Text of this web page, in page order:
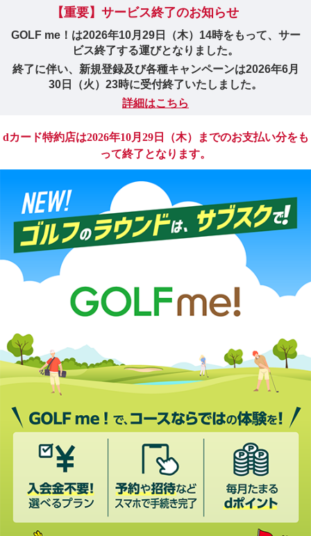
【重要】サービス終了のお知らせ
GOLF me！は2026年10月29日（木）14時をもって、サー
ビス終了する運びとなりました。
終了に伴い、新規登録及び各種キャンペーンは2026年6月
30日（火）23時に受付終了いたしました。
詳細はこちら
dカード特約店は2026年10月29日（木）までのお支払い分をも
って終了となります。